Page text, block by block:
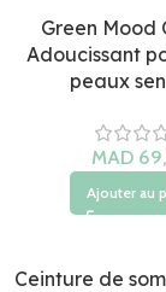
Green Mood
Adoucissant
peaux
MAD
Ajouter au
Ceinture de